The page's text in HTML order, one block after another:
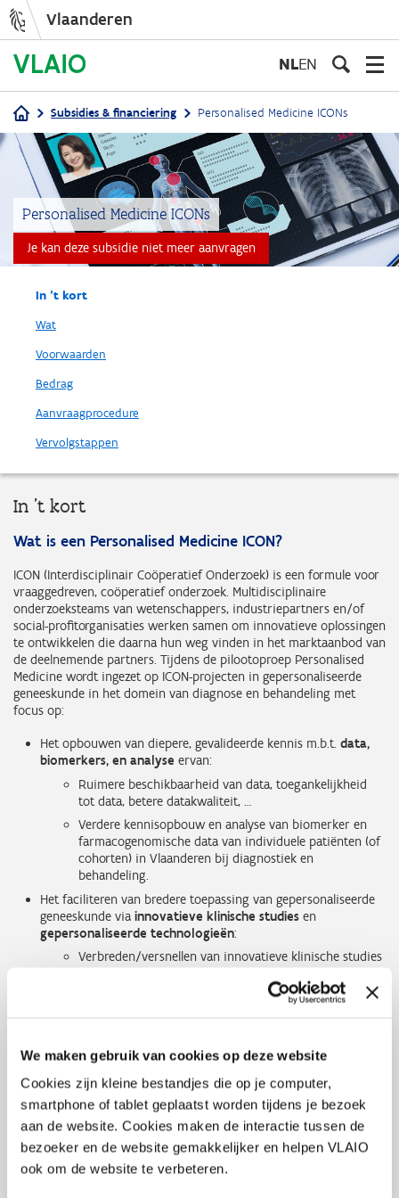
We maken gebruik van cookies op deze website
Cookies zijn kleine bestandjes die op je computer,
smartphone of tablet geplaatst worden tijdens je bezoek
aan de website. Cookies maken de interactie tussen de
bezoeker en de website gemakkelijker en helpen VLAIO
ook om de website te verbeteren.
gaan
Vlaanderen
NLEN
Kruimelpad
Subsidies & financiering Personalised Medicine ICONs
Personalised Medicine ICONs
Je kan deze subsidie niet meer aanvragen
In 't kort
Wat
Voorwaarden
Bedrag
Aanvraagprocedure
Vervolgstappen
In 't kort
Wat is een Personalised Medicine ICON?
ICON (Interdisciplinair Coöperatief Onderzoek) is een formule voor
vraaggedreven, coöperatief onderzoek. Multidisciplinaire
onderzoeksteams van wetenschappers, industriepartners en/of
social-profitorganisaties werken samen om innovatieve oplossingen
te ontwikkelen die daarna hun weg vinden in het marktaanbod van
de deelnemende partners. Tijdens de pilootoproep Personalised
Medicine wordt ingezet op ICON-projecten in gepersonaliseerde
geneeskunde in het domein van diagnose en behandeling met
focus op:
Het opbouwen van diepere, gevalideerde kennis m.b.t. data,
biomerkers, en analyse ervan:
Ruimere beschikbaarheid van data, toegankelijkheid
tot data, betere datakwaliteit, …
Verdere kennisopbouw en analyse van biomerker en
farmacogenomische data van individuele patiënten (of
cohorten) in Vlaanderen bij diagnostiek en
behandeling.
Het faciliteren van bredere toepassing van gepersonaliseerde
geneeskunde via innovatieve klinische studies en
gepersonaliseerde technologieën:
Verbreden/versnellen van innovatieve klinische studies
biomerker/genetisch gestratifieerde patiëntengroepen
en/of gepersonaliseerde therapieën- voor verdere
Ontwikkeling van geavanceerde, gepersonaliseerde
technologieën voor gebruik in onderzoek, productie,
logistiek, … om gepersonaliseerde therapieën
gecontroleerd bij de patiënt te brengen.
Prioriteit wordt gegeven aan ziektes met hoge medische nood
en/of hoge economische of maatschappelijke impact.